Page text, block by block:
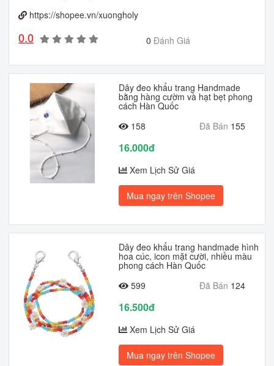
https://shopee.vn/xuongholy
0.0 0 Đánh Giá
Dây đeo khẩu trang Handmade
bằng hàng cườm và hạt bẹt phong
cách Hàn Quốc
158
Đã Bán 155
16.000đ
Xem Lịch Sử Giá
Mua ngay trên Shopee
Dây đeo khẩu trang handmade hình
hoa cúc, icon mặt cười, nhiều màu
phong cách Hàn Quốc
599
Đã Bán 124
16.500đ
Xem Lịch Sử Giá
Mua ngay trên Shopee